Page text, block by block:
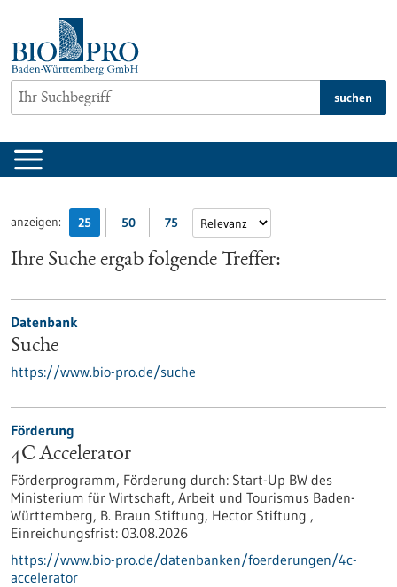
springen
suchen
anzeigen: 25 50 75
Ihre Suche ergab folgende Treffer:
Datenbank
Suche
https://www.bio-pro.de/suche
Förderung
4C Accelerator
Förderprogramm, Förderung durch: Start-Up BW des
Ministerium für Wirtschaft, Arbeit und Tourismus Baden-
Württemberg, B. Braun Stiftung, Hector Stiftung ,
Einreichungsfrist: 03.08.2026
https://www.bio-pro.de/datenbanken/foerderungen/4c-
accelerator